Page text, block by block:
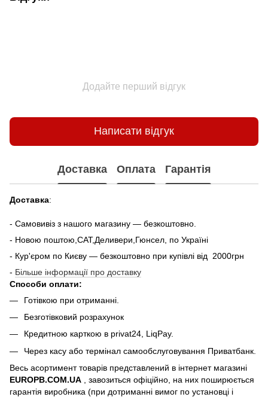
Додайте перший відгук
Написати відгук
Доставка Оплата Гарантія
Доставка:
- Самовивіз з нашого магазину — безкоштовно.
- Новою поштою,САТ,Деливери,Гюнсел, по Україні
- Кур'єром по Києву — безкоштовно при купiвлi вiд 2000грн
- Більше інформації про доставку
Способи оплати:
Готівкою при отриманні.
Безготівковий розрахунок
Кредитною карткою в privat24, LiqPay.
Через касу або термінал самообслуговування Приватбанк.
Весь асортимент товарів представлений в інтернет магазині
EUROPB.COM.UA
, завозиться офіційно, на них поширюється
гарантія виробника (при дотриманні вимог по установці і